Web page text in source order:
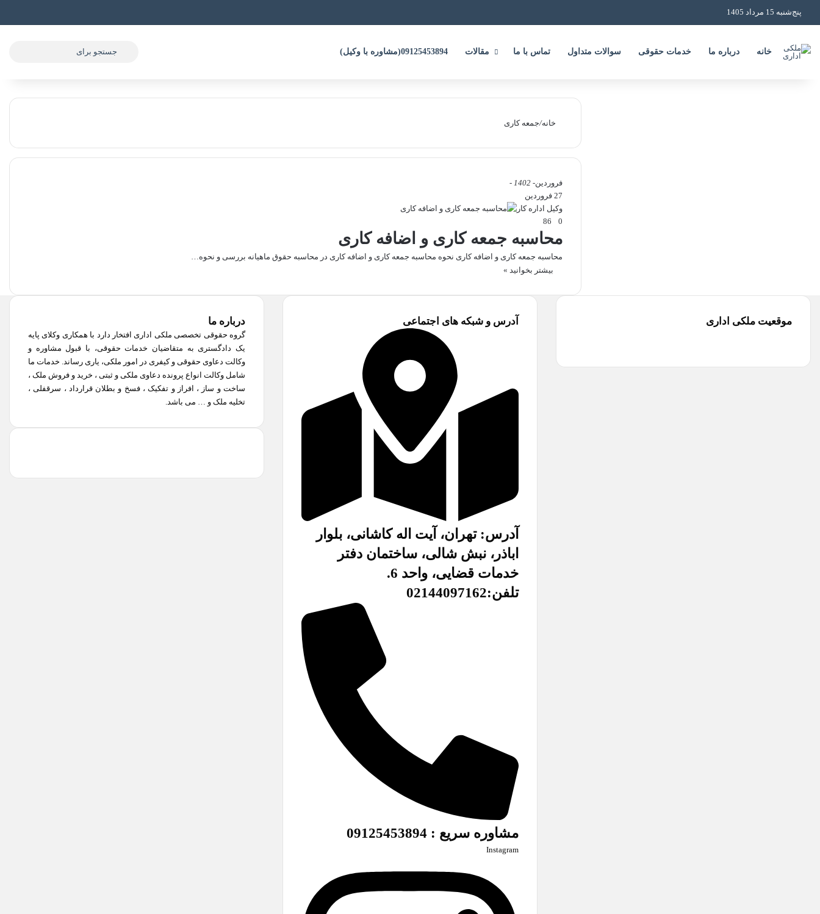
پنج‌شنبه 15 مرداد 1405
خانه درباره ما خدمات حقوقی سوالات متداول تماس با ما مقالات 09125453894(مشاوره با وکیل) جستجو
خانه/جمعه کاری
فروردین- 1402 -
27 فروردین
وکیل اداره کار
0
محاسبه جمعه کاری و اضافه کاری
محاسبه جمعه کاری و اضافه کاری نحوه محاسبه جمعه کاری و اضافه کاری در محاسبه حقوق ماهیانه بررسی و نحوه…
بیشتر بخوانید »
درباره ما
گروه حقوقی تخصصی ملکی اداری افتخار دارد با همکاری وکلای پایه
یک دادگستری به متقاضیان خدمات حقوقی، با قبول مشاوره و
وکالت دعاوی حقوقی و کیفری در امور ملکی، یاری رساند. خدمات ما
شامل وکالت انواع پرونده دعاوی ملکی و ثبتی ، خرید و فروش ملک ،
ساخت و ساز ، افراز و تفکیک ، فسخ و بطلان قرارداد ، سرقفلی ،
تخلیه ملک و … می باشد.
آدرس و شبکه های اجتماعی
آدرس: تهران، آیت اله کاشانی، بلوار
اباذر، نبش شالی، ساختمان دفتر
خدمات قضایی، واحد 6.
تلفن:02144097162
مشاوره سریع : 09125453894
Instagram
موقعیت ملکی اداری